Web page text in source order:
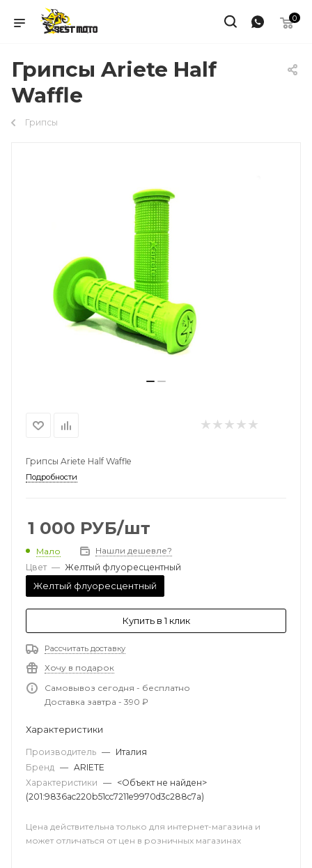
0
Грипсы Ariete Half
Waffle
Грипсы
Грипсы Ariete Half Waffle
Подробности
1 000 РУБ/шт
Мало
Нашли дешевле?
Цвет — Желтый флуоресцентный
Желтый флуоресцентный
Купить в 1 клик
Рассчитать доставку
Хочу в подарок
Самовывоз сегодня - бесплатно
Доставка завтра - 390 ₽
Характеристики
Производитель — Италия
Бренд — ARIETE
Характеристики — <Объект не найден>
(201:9836ac220b51cc7211e9970d3c288c7a)
Цена действительна только для интернет-магазина и
может отличаться от цен в розничных магазинах